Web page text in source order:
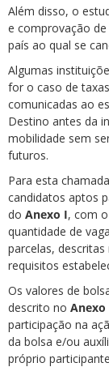
Além disso, o
e comprovação
país ao qual se
Algumas
for o caso de
comunicadas ao
Destino antes da
mobilidade sem
futuros.
Para esta
candidatos aptos
do Anexo I, com
quantidade de
parcelas, descritas
requisitos
Os valores de
descrito no Anexo
participação na
da bolsa e/ou
próprio